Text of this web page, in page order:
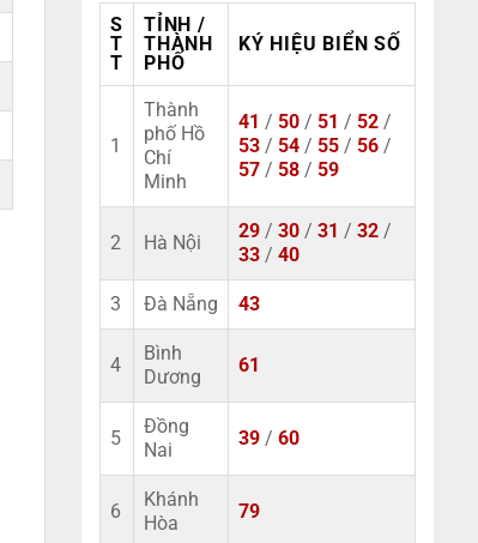
S
T
T
TỈNH /
THÀNH
PHỐ
KÝ HIỆU BIỂN SỐ
1
Thành
phố Hồ
Chí
Minh
41 / 50 / 51 / 52 /
53 / 54 / 55 / 56 /
57 / 58 / 59
2 Hà Nội
29 / 30 / 31 / 32 /
33 / 40
3 Đà Nẵng 43
4
Bình
Dương
61
5
Đồng
Nai
39 / 60
6
Khánh
Hòa
79